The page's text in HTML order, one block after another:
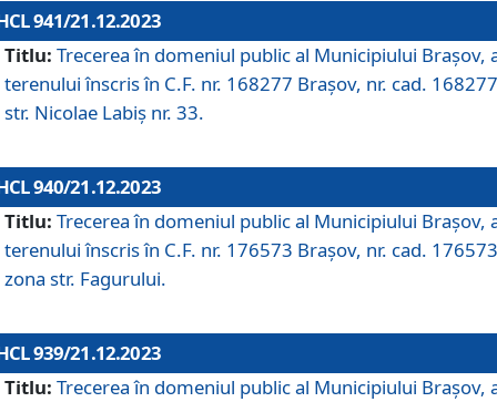
941/21.12.2023
Titlu: Trecerea în domeniul public al Municipiului Braşov,
terenului înscris în C.F. nr. 168277 Brașov, nr. cad.
str. Nicolae Labiș nr. 33.
940/21.12.2023
Titlu: Trecerea în domeniul public al Municipiului Braşov,
terenului înscris în C.F. nr. 176573 Brașov, nr. cad.
zona str. Fagurului.
939/21.12.2023
Titlu: Trecerea în domeniul public al Municipiului Braşov,